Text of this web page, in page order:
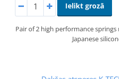
Ielikt grozā
Pair of 2 high performance
Japanese